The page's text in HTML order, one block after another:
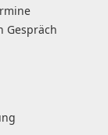
Gespräch